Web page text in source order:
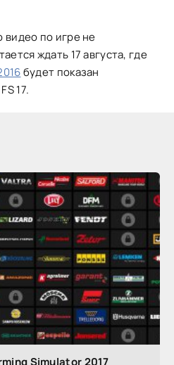
видео по игре не
ждать 17 августа, где
будет показан
17.
Simulator 2017